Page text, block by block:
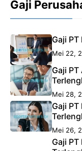
Gaji
Gaji
Mei 22,
Gaji
Mei 28,
Gaji
Mei 26,
Gaji